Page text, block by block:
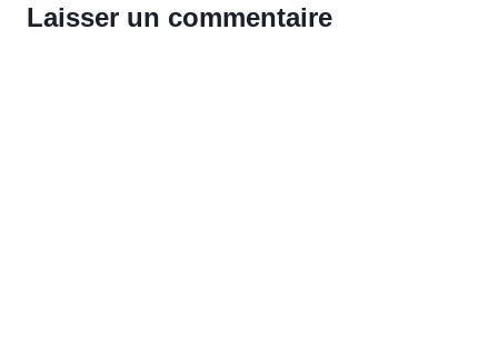
Laisser un commentaire